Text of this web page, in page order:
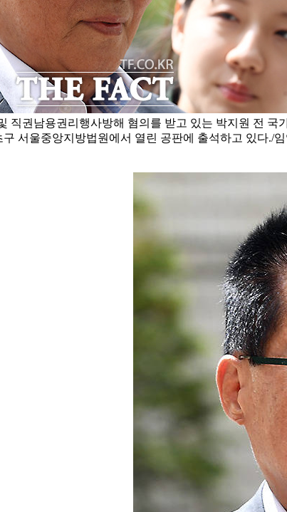
직권남용권리행사방해 혐의를 받고 있는 박지원 전 국
서울중앙지방법원에서 열린 공판에 출석하고 있다./임